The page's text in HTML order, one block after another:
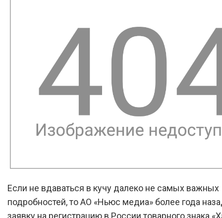
Если не вдаваться в кучу далеко не самых важных
подробностей, то АО «Ньюс медиа» более года